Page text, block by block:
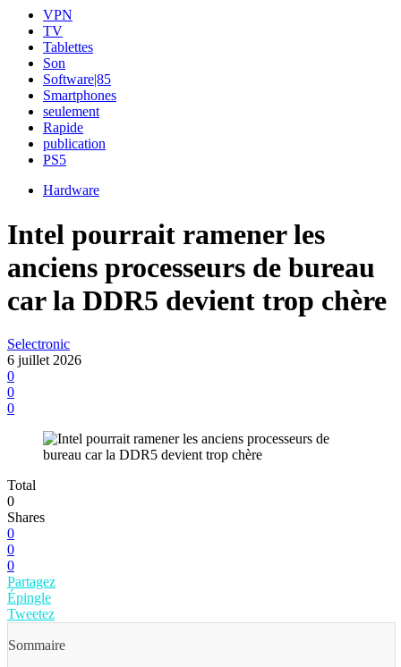
VPN
TV
Tablettes
Son
Software|85
Smartphones
seulement
Rapide
publication
PS5
Hardware
Intel pourrait ramener les
anciens processeurs de bureau
car la DDR5 devient trop chère
Selectronic
6 juillet 2026
0
0
0
Total
0
Shares
0
0
0
Partagez
Épingle
Tweetez
Sommaire